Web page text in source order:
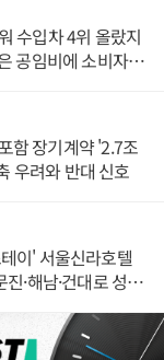
수입차 4위 올랐지
공임비에 소비자
함 장기계약 '2.7조
우려와 반대 신호
이' 서울신라호텔
·해남·건대로 성